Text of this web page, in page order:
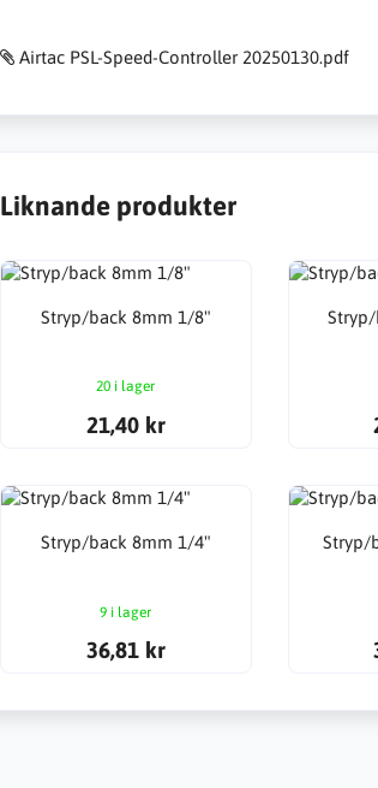
Airtac PSL-Speed-Controller 20250130.pdf
Liknande produkter
Stryp/back 8mm 1/8"
20 i lager
21,40 kr
Stryp/back 8mm 1/4"
9 i lager
36,81 kr
Stryp/